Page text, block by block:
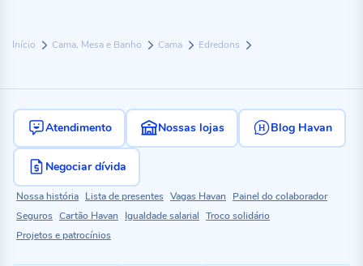
Início Cama, Mesa e Banho Cama Edredons
Atendimento Nossas lojas Blog Havan
Negociar dívida
Nossa história Lista de presentes Vagas Havan
Painel do colaborador
Seguros Cartão Havan Igualdade salarial Troco solidário
Projetos e patrocínios